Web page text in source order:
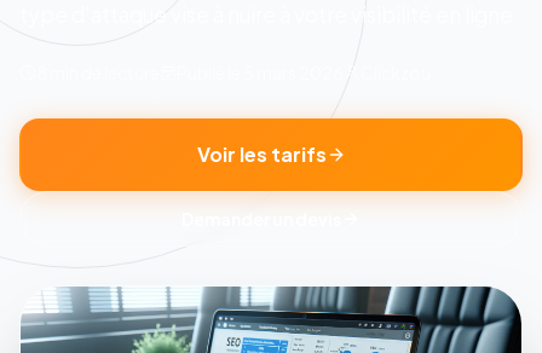
type d'attaque vise à nuire à votre visibilité en ligne
Voir les tarifs